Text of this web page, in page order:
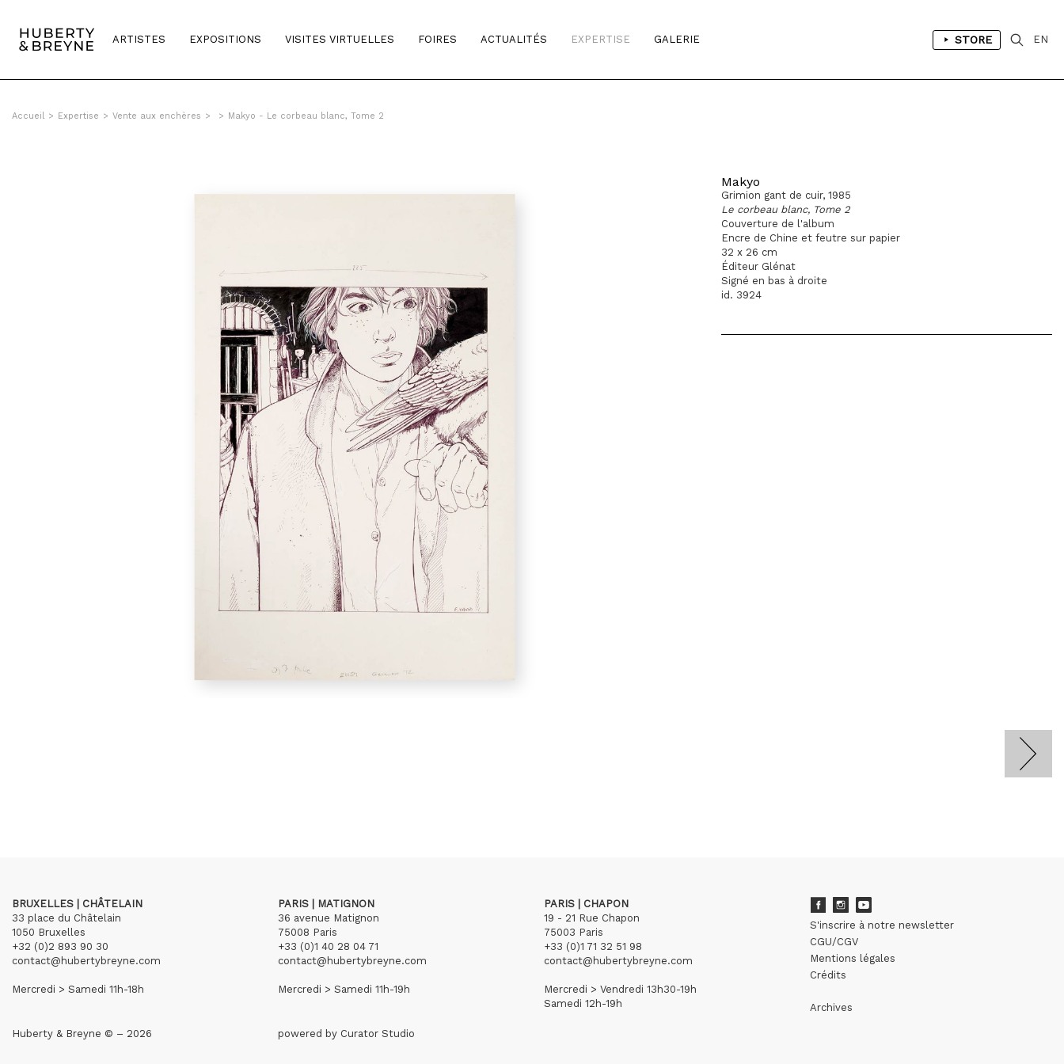
ARTISTES EXPOSITIONS VISITES VIRTUELLES FOIRES ACTUALITÉS EXPERTISE GALERIE STORE EN
Accueil > Expertise > Vente aux enchères > > Makyo - Le corbeau blanc, Tome 2
Makyo
Grimion gant de cuir, 1985
Le corbeau blanc, Tome 2
Couverture de l'album
Encre de Chine et feutre sur papier
32 x 26 cm
Éditeur Glénat
Signé en bas à droite
id. 3924
BRUXELLES | CHÂTELAIN
33 place du Châtelain
1050 Bruxelles
+32 (0)2 893 90 30
contact@hubertybreyne.com
Mercredi > Samedi 11h-18h
PARIS | MATIGNON
36 avenue Matignon
75008 Paris
+33 (0)1 40 28 04 71
contact@hubertybreyne.com
Mercredi > Samedi 11h-19h
PARIS | CHAPON
19 - 21 Rue Chapon
75003 Paris
+33 (0)1 71 32 51 98
contact@hubertybreyne.com
Mercredi > Vendredi 13h30-19h
Samedi 12h-19h
S'inscrire à notre newsletter
CGU/CGV
Mentions légales
Crédits
Archives
Huberty & Breyne © – 2026 powered by Curator Studio